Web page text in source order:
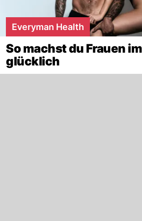
Everyman Health
So machst du Frauen
glücklich